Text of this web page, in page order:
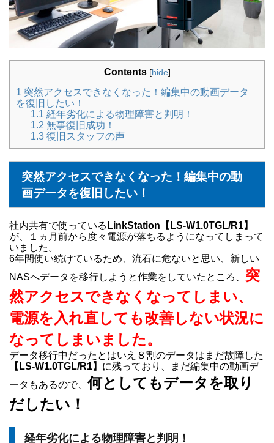
Contents [hide]
1 突然アクセスできなくなった！編集中の動画データ
を復旧したい！
1.1 経年劣化による物理障害と判明！
1.2 無事復旧成功！
1.3 復旧スタッフの声
突然アクセスできなくなった！編集中の動
画データを復旧したい！
社内共有で使っている LinkStation【LS-W1.0TGL/R1】
が、１ヵ月前から度々電源が落ちるようになってしまって
いました。
6年間使い続けているため、流石に危ないと思い、新しい
NASへデータを移行しようと作業をしていたところ、 突
然アクセスできなくなってしまい、
電源を入れ直しても改善しない状況に
なってしまいました。
データ移行中だったとはいえ８割のデータはまだ故障した
【LS-W1.0TGL/R1】 に残っており、まだ編集中の動画デ
ータもあるので、何としてもデータを取り
だしたい！
経年劣化による物理障害と判明！